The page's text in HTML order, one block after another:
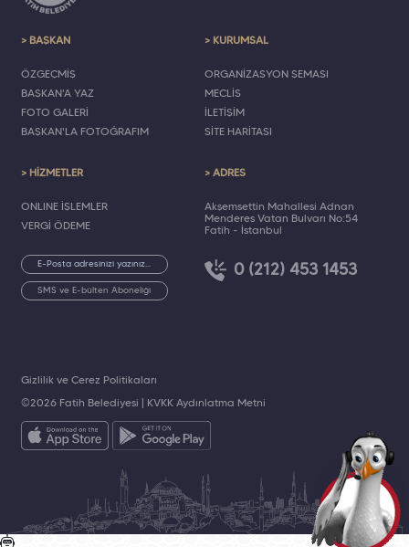
> BAŞKAN
ÖZGEÇMİŞ
BAŞKAN'A YAZ
FOTO GALERİ
BAŞKAN'LA FOTOĞRAFIM
> KURUMSAL
ORGANİZASYON ŞEMASI
MECLİS
İLETİŞİM
SİTE HARİTASI
> HİZMETLER
ONLINE İŞLEMLER
VERGİ ÖDEME
SMS ve E-bülten Aboneliği
> ADRES
Akşemsettin Mahallesi Adnan
Menderes Vatan Bulvarı No:54
Fatih - İstanbul
0 (212) 453 1453
©2026 Fatih Belediyesi | KVKK Aydınlatma Metni
Gizlilik ve Çerez Politikaları